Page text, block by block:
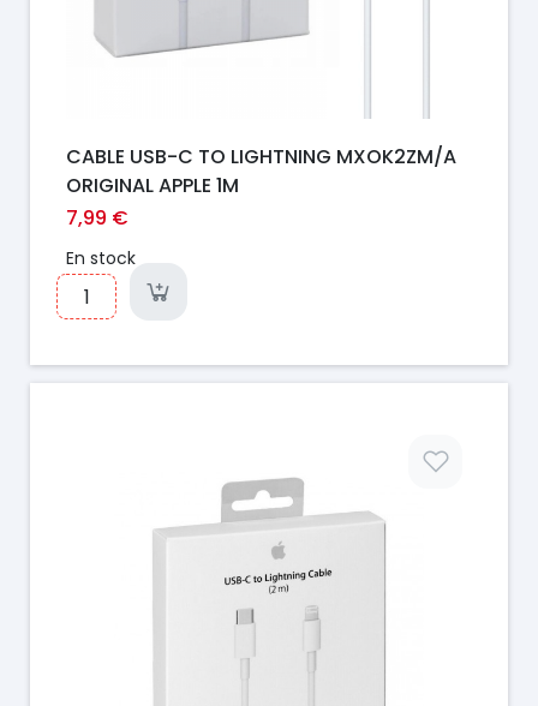
CABLE USB-C TO LIGHTNING MXOK2ZM/A
ORIGINAL APPLE 1M
7,99 €
En stock